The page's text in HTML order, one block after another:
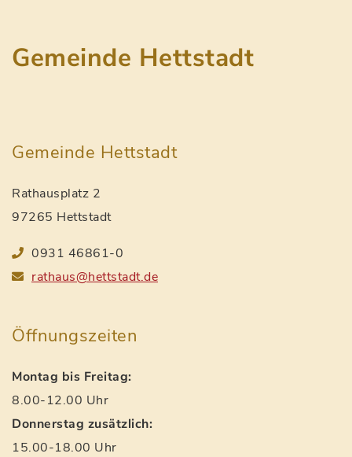
Gemeinde Hettstadt
Gemeinde Hettstadt
Rathausplatz 2
97265 Hettstadt
0931 46861-0
rathaus@hettstadt.de
Öffnungszeiten
Montag bis Freitag:
8.00-12.00 Uhr
Donnerstag zusätzlich:
15.00-18.00 Uhr